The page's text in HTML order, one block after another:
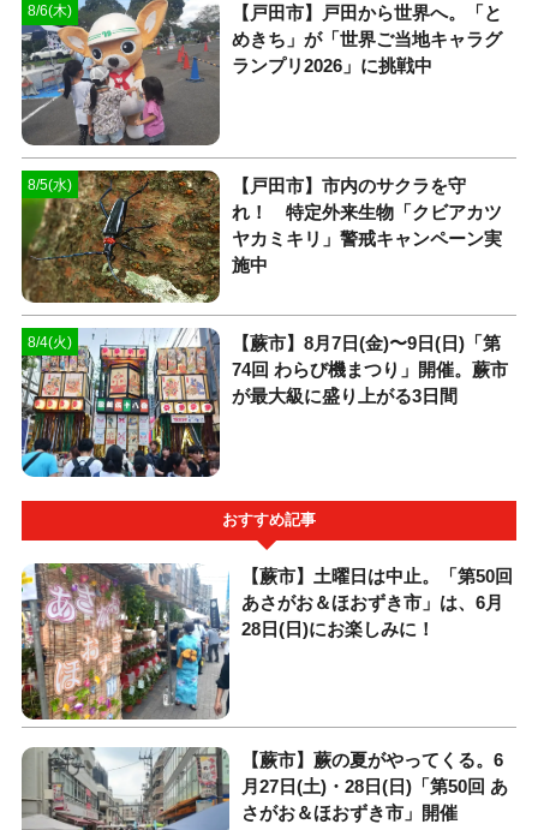
8/6(木)
【戸田市】戸田から世界へ。「と
めきち」が「世界ご当地キャラグ
ランプリ2026」に挑戦中
8/5(水)
【戸田市】市内のサクラを守
れ！ 特定外来生物「クビアカツ
ヤカミキリ」警戒キャンペーン実
施中
8/4(火)
【蕨市】8月7日(金)〜9日(日)「第
74回 わらび機まつり」開催。蕨市
が最大級に盛り上がる3日間
おすすめ記事
【蕨市】土曜日は中止。「第50回
あさがお＆ほおずき市」は、6月
28日(日)にお楽しみに！
【蕨市】蕨の夏がやってくる。6
月27日(土)・28日(日)「第50回 あ
さがお＆ほおずき市」開催